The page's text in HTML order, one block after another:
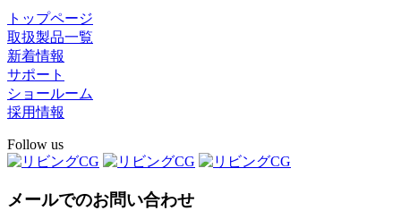
トップページ
取扱製品一覧
新着情報
サポート
ショールーム
採用情報
Follow us
メールでのお問い合わせ